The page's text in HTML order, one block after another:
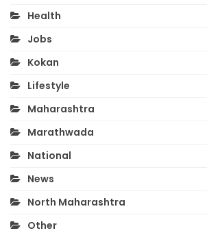
Health
Jobs
Kokan
Lifestyle
Maharashtra
Marathwada
National
News
North Maharashtra
Other